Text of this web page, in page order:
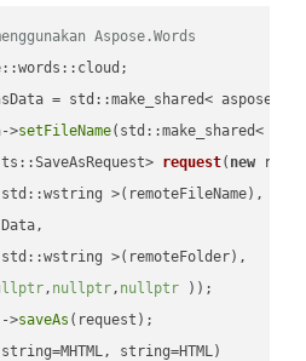
Aspose.Words
= std::make_shared<
>setFileName(std::make_shared<
request( new
>(remoteFileName),
>(remoteFolder),
, nullptr, nullptr ))
>saveAs (request);